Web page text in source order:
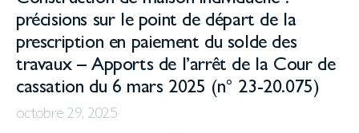
précisions sur le point de départ de la
prescription en paiement du solde des
travaux – Apports de l’arrêt de la Cour de
cassation du 6 mars 2025 (n° 23-20.075)
octobre 29, 2025